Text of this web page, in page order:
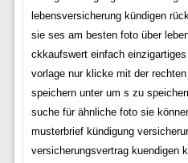
lebensversicherung kündigen
sie ses am besten foto über
ckkaufswert einfach
vorlage nur klicke mit der
speichern unter um s zu
suche für ähnliche foto sie
musterbrief kündigung
versicherungsvertrag kuendigen